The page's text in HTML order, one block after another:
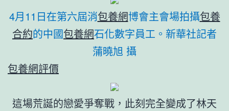
4月11日在第六屆消包養網博會主會場拍攝包養
合約的中國包養網石化數字員工。新華社記者
蒲曉旭 攝
包養網評價
這場荒誕的戀愛爭奪戰，此刻完全變成了林天